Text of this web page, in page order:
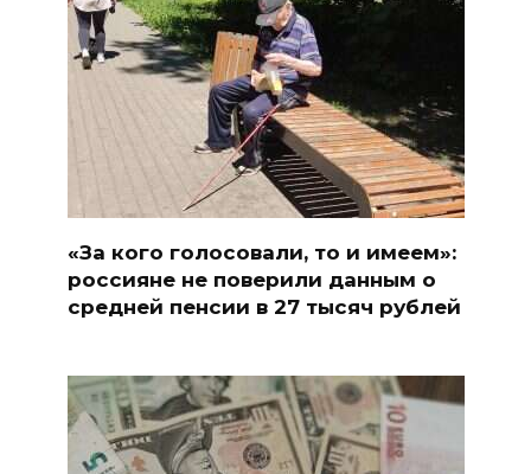
«За кого голосовали, то и имеем»:
россияне не поверили данным о
средней пенсии в 27 тысяч рублей